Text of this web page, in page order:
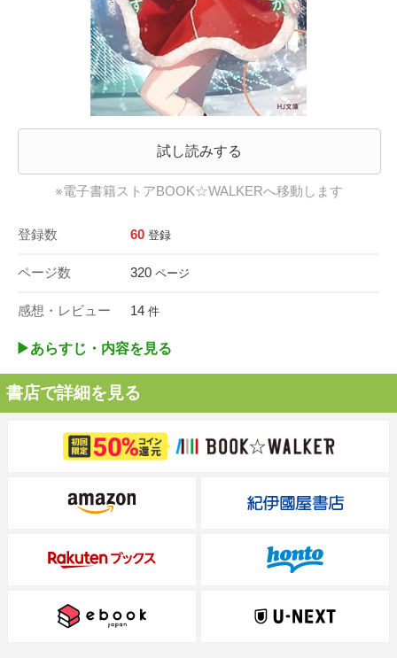
試し読みする
※電子書籍ストアBOOK☆WALKERへ移動します
登録数 60 登録
ページ数 320 ページ
感想・レビュー 14 件
▶︎あらすじ・内容を見る
書店で詳細を見る